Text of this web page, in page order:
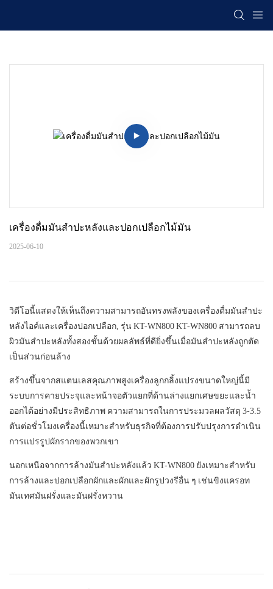
เครื่องดื่มมันสำปะหลังและปอกเปลือกไม้มัน
2025-06-10
วิดีโอนี้แสดงให้เห็นถึงความสามารถอันทรงพลังของเครื่องดื่มมันสำปะ
หลังไอค์และเครื่องปอกเปลือก, รุ่น KT-WN800 KT-WN800 สามารถลบ
ผิวมันสำปะหลังทั้งสองชั้นด้วยผลลัพธ์ที่ดียิ่งขึ้นเมื่อมันสำปะหลังถูกตัด
เป็นส่วนก่อนล้าง
สร้างขึ้นจากสแตนเลสคุณภาพสูงเครื่องลูกกลิ้งแปรงขนาดใหญ่นี้มี
ระบบการคายประจุและหน้าจอตัวแยกที่ด้านล่างแยกเศษขยะและน้ำ
ออกได้อย่างมีประสิทธิภาพ ความสามารถในการประมวลผลวัสดุ 3-3.5
ตันต่อชั่วโมงเครื่องนี้เหมาะสำหรับธุรกิจที่ต้องการปรับปรุงการดำเนิน
การแปรรูปผักรากของพวกเขา
นอกเหนือจากการล้างมันสำปะหลังแล้ว KT-WN800 ยังเหมาะสำหรับ
การล้างและปอกเปลือกผักและผักและผักรูปวงรีอื่น ๆ เช่นขิงแครอท
มันเทศมันฝรั่งและมันฝรั่งหวาน